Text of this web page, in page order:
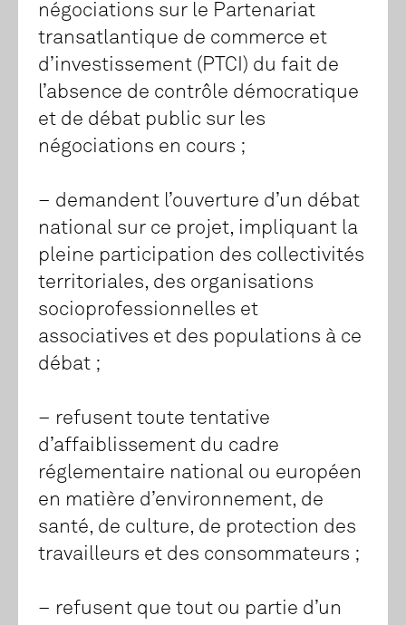
négociations sur le Partenariat
transatlantique de commerce et
d’investissement (PTCI) du fait de
l’absence de contrôle démocratique
et de débat public sur les
négociations en cours ;
– demandent l’ouverture d’un débat
national sur ce projet, impliquant la
pleine participation des collectivités
territoriales, des organisations
socioprofessionnelles et
associatives et des populations à ce
débat ;
– refusent toute tentative
d’affaiblissement du cadre
réglementaire national ou européen
en matière d’environnement, de
santé, de culture, de protection des
travailleurs et des consommateurs ;
– refusent que tout ou partie d’un